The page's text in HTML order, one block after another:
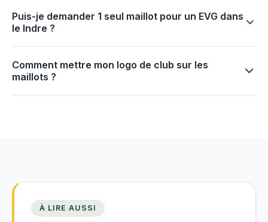
Puis-je demander 1 seul maillot pour un EVG dans
le Indre ?
Comment mettre mon logo de club sur les
maillots ?
À LIRE AUSSI